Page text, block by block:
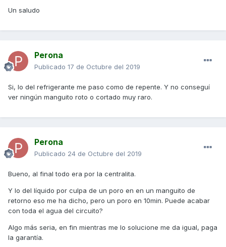
Un saludo
Perona
Publicado 17 de Octubre del 2019
Si, lo del refrigerante me paso como de repente. Y no conseguí
ver ningún manguito roto o cortado muy raro.
Perona
Publicado 24 de Octubre del 2019
Bueno, al final todo era por la centralita.
Y lo del líquido por culpa de un poro en en un manguito de
retorno eso me ha dicho, pero un poro en 10min. Puede acabar
con toda el agua del circuito?
Algo más seria, en fin mientras me lo solucione me da igual, paga
la garantía.